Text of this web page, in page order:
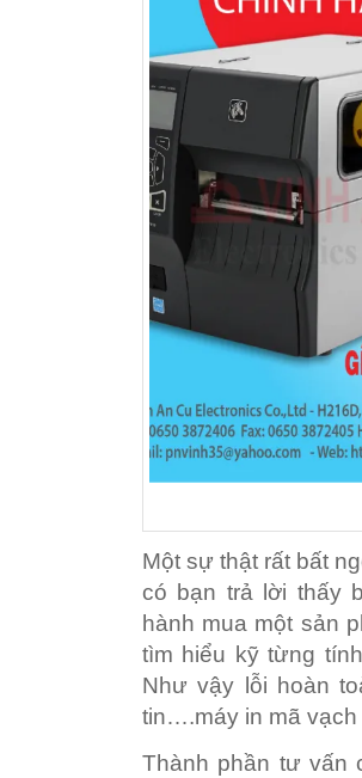
Một sự thật rất bất
có bạn trả lời thấy
hành mua một sản
tìm hiểu kỹ từng
Như vậy lỗi hoàn
tin….máy in mã vạch
Thành phần tư vấn